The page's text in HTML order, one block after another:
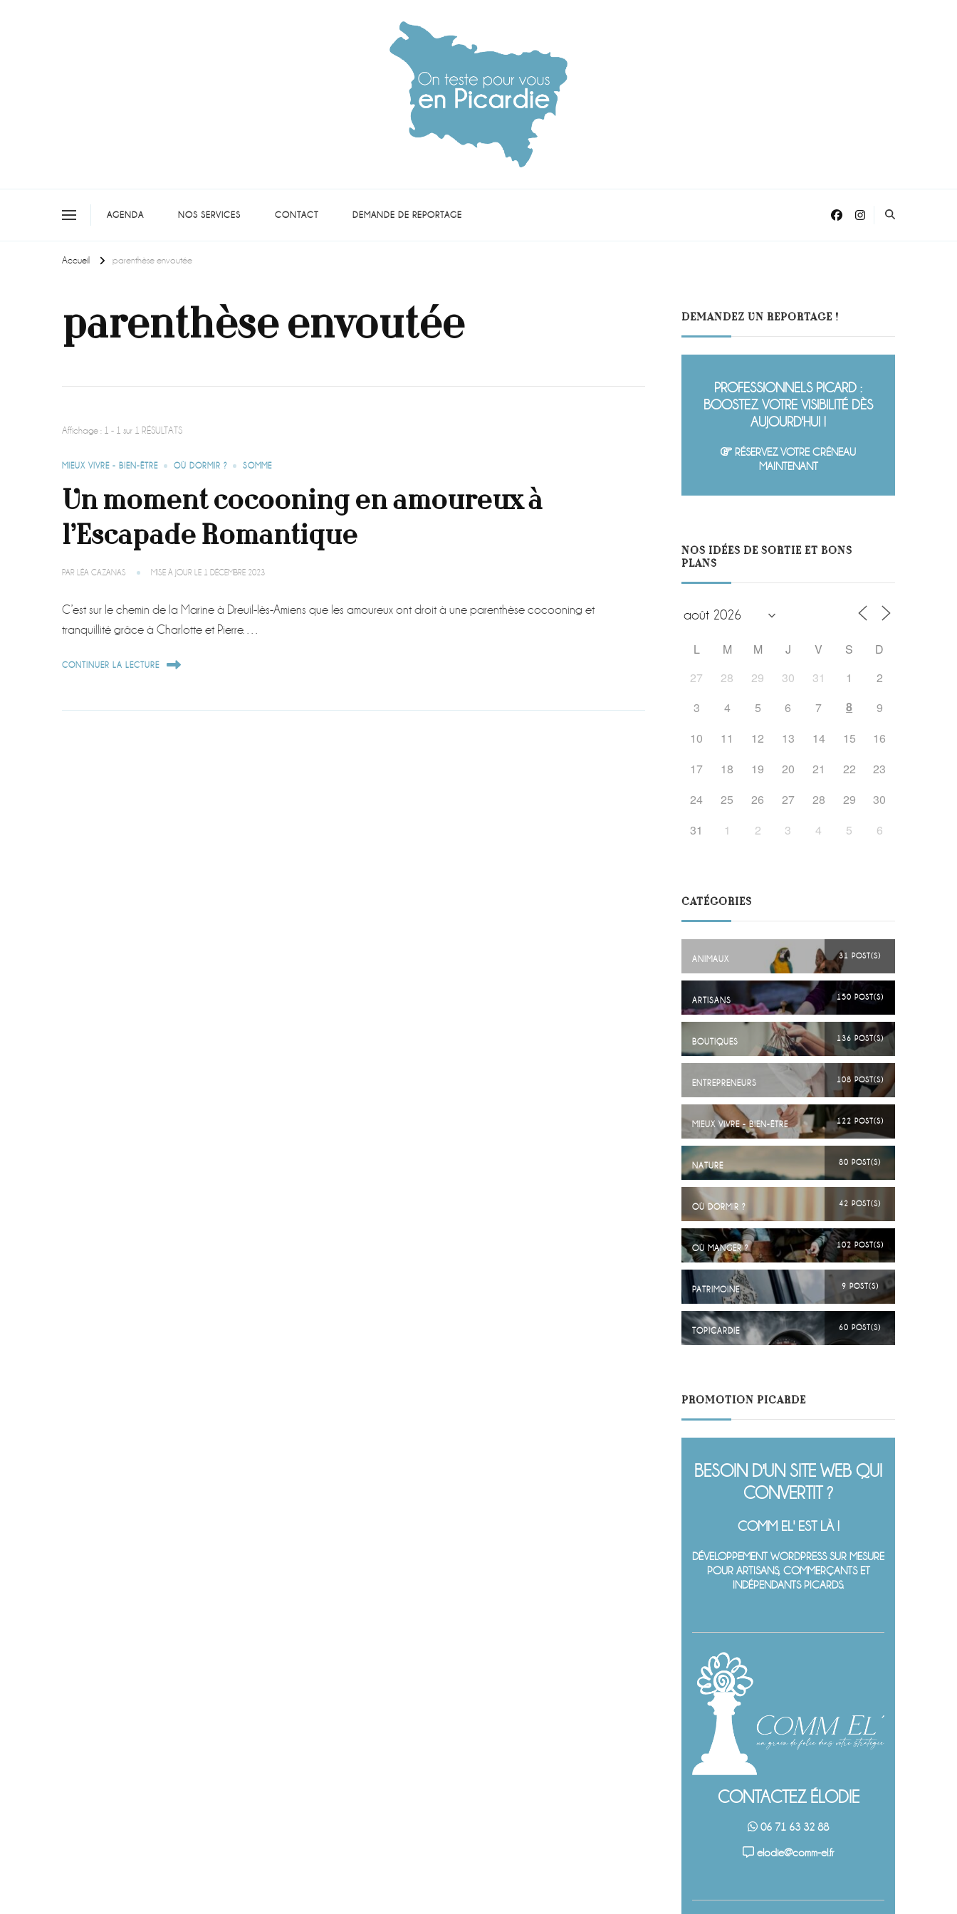
AGENDA NOS SERVICES CONTACT DEMANDE DE REPORTAGE
Accueil parenthèse envoutée
parenthèse envoutée
Affichage : 1 - 1 sur 1 RÉSULTATS
MIEUX VIVRE - BIEN-ÊTRE OÙ DORMIR ? SOMME
Un moment cocooning en amoureux à
l’Escapade Romantique
PAR LÉA CAZANAS MISE À JOUR LE 1 DÉCEMBRE 2023
C’est sur le chemin de la Marine à Dreuil-lès-Amiens que les amoureux ont droit à une parenthèse cocooning et
tranquillité grâce à Charlotte et Pierre. …
CONTINUER LA LECTURE
DEMANDEZ UN REPORTAGE !
PROFESSIONNELS PICARD :
BOOSTEZ VOTRE VISIBILITÉ DÈS
AUJOURD'HUI !
RÉSERVEZ VOTRE CRÉNEAU
MAINTENANT
NOS IDÉES DE SORTIE ET BONS
PLANS
L M M J V S
D
27
28 29 30 31 1
2
3
4 5 6 7 8
9
10
11 12 13 14 15
16
17
18 19 20 21 22
23
24
25 26 27 28 29
30
31
1 2 3 4 5 6
CATÉGORIES
ANIMAUX 31 POST(S)
ARTISANS 150 POST(S)
BOUTIQUES 136 POST(S)
ENTREPRENEURS 108 POST(S)
MIEUX VIVRE - BIEN-ÊTRE 122 POST(S)
NATURE 80 POST(S)
OÙ DORMIR ? 42 POST(S)
OÙ MANGER ? 102 POST(S)
PATRIMOINE 9 POST(S)
TOPICARDIE 60 POST(S)
PROMOTION PICARDE
BESOIN D'UN SITE WEB QUI
CONVERTIT ?
COMM EL' EST LÀ !
DÉVELOPPEMENT WORDPRESS SUR MESURE
POUR ARTISANS, COMMERÇANTS ET
INDÉPENDANTS PICARDS.
CONTACTEZ ÉLODIE
06 71 63 32 88
elodie@comm-el.fr